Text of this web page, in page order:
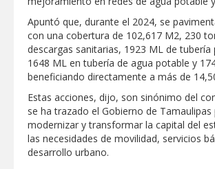
IMPULSA GESTIÓN
JORNADA DE
HACIENDA SAN
Asegura alcalde de
funcionamiento de
GOBIERNO
CELEBRARÁN FERIA
PRÓXIMO 18 DE
Logra STPS la
Apuntó que, durante el 2024, se
con una cobertura de 102,617 M2, 230
descargas sanitarias, 1923 ML de tubería
1648 ML en tubería de agua potable y
beneficiando directamente a más de
Estas acciones, dijo, son sinónimo del
se ha trazado el Gobierno de Tamaulipas
modernizar y transformar la capital del
las necesidades de movilidad, servicios
desarrollo urbano.